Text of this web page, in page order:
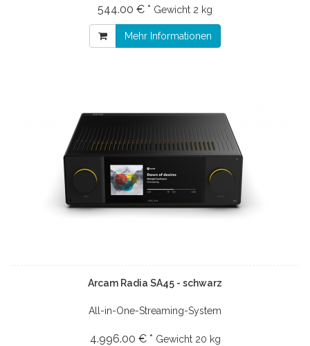
544.00 € * Gewicht 2 kg
Mehr Informationen
Arcam Radia SA45 - schwarz
All-in-One-Streaming-System
4.996.00 € * Gewicht 20 kg